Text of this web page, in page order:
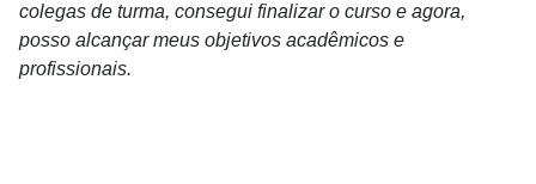
colegas de turma, consegui finalizar o curso e agora,
posso alcançar meus objetivos acadêmicos e
profissionais.